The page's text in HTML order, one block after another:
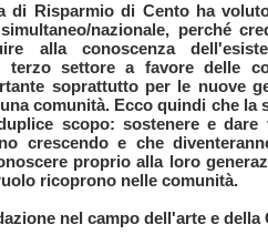
di Risparmio di Cento ha
nazionale, perché
alla conoscenza
terzo settore a favore delle
soprattutto per le nuove
comunità. Ecco quindi che la
scopo: sostenere e dare
crescendo e che
proprio alla loro
ricoprono nelle comunità.
nel campo dell'arte e della